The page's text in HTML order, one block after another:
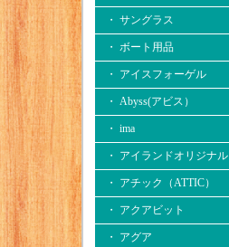
・ サングラス
・ ボート用品
・ アイスフォーゲル
・ Abyss(アビス）
・ ima
・ アイランドオリジナル
・ アチック（ATTIC）
・ アクアビット
・ アグア